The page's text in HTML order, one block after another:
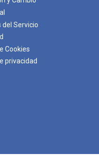
del Servicio
Cookies
privacidad